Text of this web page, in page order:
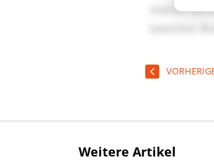
Weitere Artikel